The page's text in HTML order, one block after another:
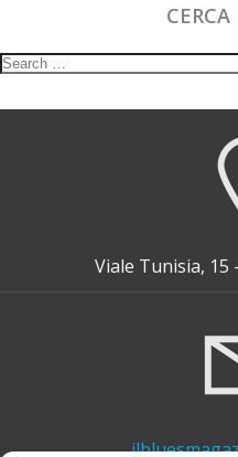
Search
Viale Tunisia, 15